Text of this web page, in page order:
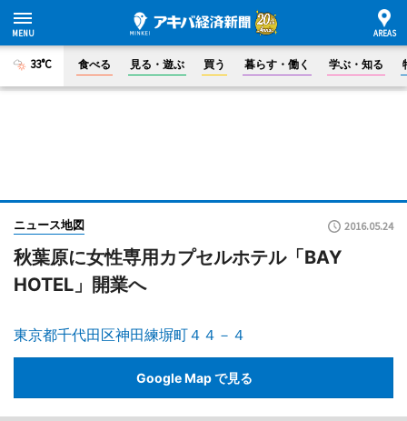
33°C 食べる 見る・遊ぶ 買う 暮らす・働く 学ぶ・知る
ニュース地図 2016.05.24
秋葉原に女性専用カプセルホテル「BAY
HOTEL」開業へ
東京都千代田区神田練塀町４４－４
Google Map で見る